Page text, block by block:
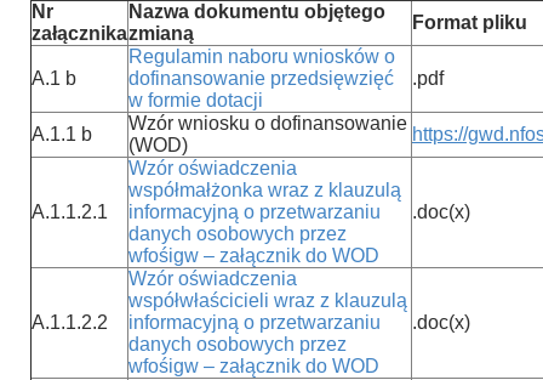
Nr
załącznika
Nazwa dokumentu objętego
zmianą
Format pliku
A.1 b
Regulamin naboru wniosków o
dofinansowanie przedsięwzięć
w formie dotacji
.pdf
A.1.1 b
Wzór wniosku o dofinansowanie
(WOD)
https://
A.1.1.2.1
Wzór oświadczenia
współmałżonka wraz z klauzulą
informacyjną o przetwarzaniu
danych osobowych przez
wfośigw – załącznik do WOD
.doc(x)
A.1.1.2.2
Wzór oświadczenia
współwłaścicieli wraz z klauzulą
informacyjną o przetwarzaniu
danych osobowych przez
wfośigw – załącznik do WOD
.doc(x)